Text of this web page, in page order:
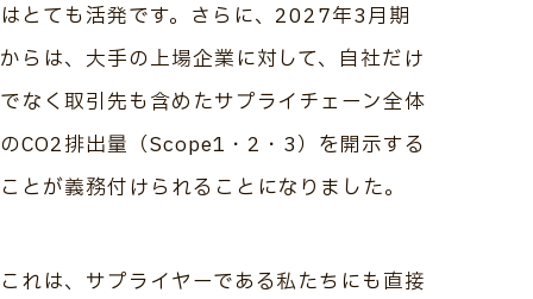
はとても活発です。さらに、2027年3月期
からは、大手の上場企業に対して、自社だけ
でなく取引先も含めたサプライチェーン全体
のCO2排出量（Scope1・2・3）を開示する
ことが義務付けられることになりました。
これは、サプライヤーである私たちにも直接